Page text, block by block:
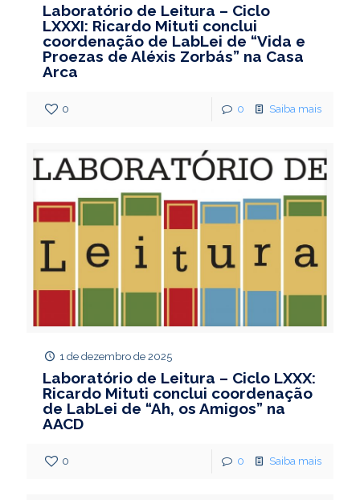
Laboratório de Leitura – Ciclo
LXXXI: Ricardo Mituti conclui
coordenação de LabLei de “Vida e
Proezas de Aléxis Zorbás” na Casa
Arca
0 0 Saiba mais
1 de dezembro de 2025
Laboratório de Leitura – Ciclo LXXX:
Ricardo Mituti conclui coordenação
de LabLei de “Ah, os Amigos” na
AACD
0 0 Saiba mais